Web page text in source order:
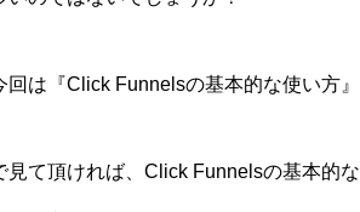
回は『Click Funnelsの基本的な使い方
見て頂ければ、Click Funnelsの基本的